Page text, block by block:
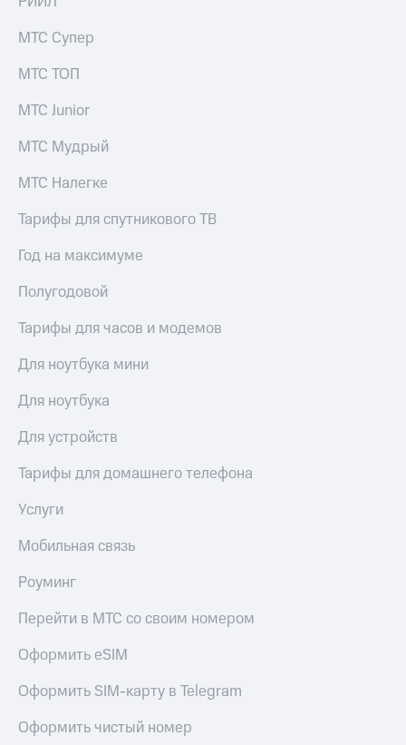
МТС Супер
МТС ТОП
МТС Junior
МТС Мудрый
МТС Налегке
Тарифы для спутникового ТВ
Год на максимуме
Полугодовой
Тарифы для часов и модемов
Для ноутбука мини
Для ноутбука
Для устройств
Тарифы для домашнего телефона
Услуги
Мобильная связь
Роуминг
Перейти в МТС со своим номером
Оформить eSIM
Оформить SIM-карту в Telegram
Оформить чистый номер